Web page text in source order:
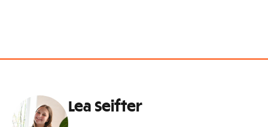
Lea Seifter